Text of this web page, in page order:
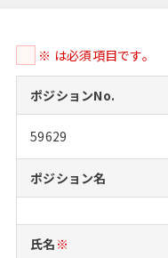
MBAの転職事例
MBAからのFAQ
MBA留学生数の推移
インターン受入企業一覧
MBAを生かす求人特集
よくある面接Q&A集
外資系／面接攻略のコツ
転職成功への4つの鍵
キャリアに効く一冊
注目企業インタビュー
キャリアフォーラム
プロ経営者の特別セミナー
Career Talk Live
採用情報
パブリシティ
ニュースリリース
※ は必須項目です。
ポジションNo.
59629
ポジション名
氏名 ※